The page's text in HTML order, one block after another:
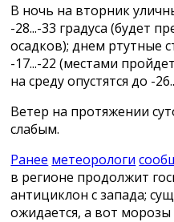
В ночь на вторник
-28...-33 градуса (будет
осадков); днем ртутные
-17...-22 (местами
на среду опустятся до -
Ветер на протяжении
слабым.
Ранее метеорологи
в регионе продолжит
антициклон с запада;
ожидается, а вот